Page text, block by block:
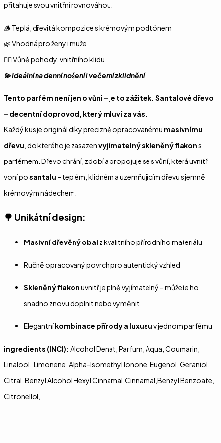
přitahuje svou vnitřní rovnováhou.
🪵 Teplá, dřevitá kompozice s krémovým podtónem
🌿 Vhodná pro ženy i muže
🧘‍♀️ Vůně pohody, vnitřního klidu
💫 Ideální na denní nošení i večerní zklidnění
Tento parfém není jen o vůni – je to zážitek. Santalové dřevo
– decentní doprovod, který mluví za vás.
Každý kus je originál díky precizně opracovanému masivnímu
dřevu , do kterého je zasazenvyjímatelný skleněný flakons
parfémem. Dřevo chrání, zdobí a propojuje se s vůní, která uvnitř
voní posantalu – teplém, klidném a uzemňujícím dřevu s jemně
krémovým nádechem.
🌳 Unikátní design:
Masivní dřevěný obal z kvalitního přírodního materiálu
Ručně opracovaný povrch pro autentický vzhled
Skleněný flakonuvnitř je plně vyjímatelný – můžete ho
snadno znovu doplnit nebo vyměnit
Elegantníkombinace přírody a luxusuv jednom parfému
ingredients (INCI): Alcohol Denat, Parfum, Aqua, Coumarin,
Linalool, Limonene, Alpha-Isomethyl Ionone, Eugenol, Geraniol,
Citral, Benzyl Alcohol Hexyl Cinnamal,Cinnamal,Benzyl Benzoate,
Citronellol,